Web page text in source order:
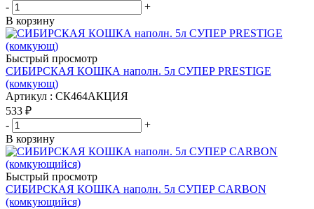
-
+
В корзину
Быстрый просмотр
СИБИРСКАЯ КОШКА наполн. 5л СУПЕР PRESTIGE
(комкующ)
Артикул : СК464АКЦИЯ
533 ₽
-
+
В корзину
Быстрый просмотр
СИБИРСКАЯ КОШКА наполн. 5л СУПЕР CARBON
(комкующийся)